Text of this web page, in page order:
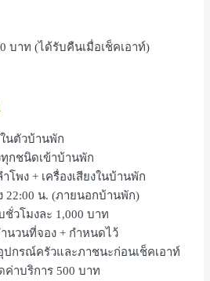
บาท (ได้รับคืนเมื่อเช็คเอาท์)
นตัวบ้านพัก
กชนิดเข้าบ้านพัก
โพง + เครื่องเสียงในบ้านพัก
22:00 น. (ภายนอกบ้านพัก)
ชั่วโมงละ 1,000 บาท
นวนที่จอง + กำหนดไว้
ปกรณ์ครัวและภาชนะก่อนเช็คเอาท์
ค่าบริการ 500 บาท